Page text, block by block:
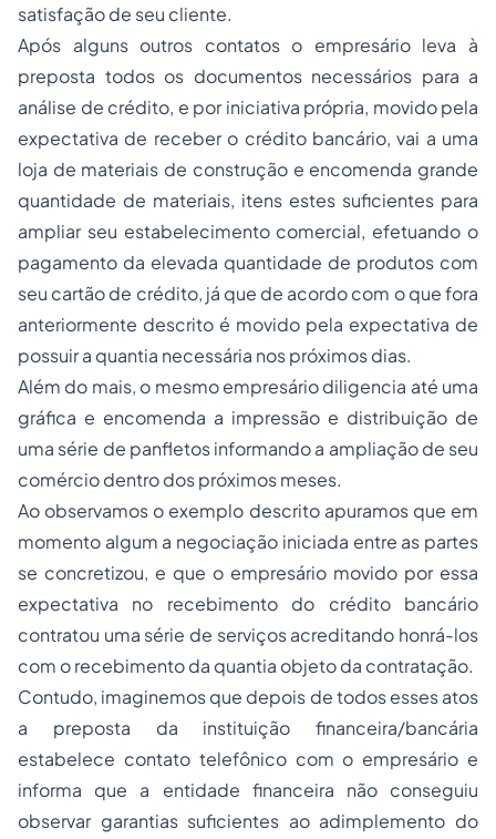
satisfação de seu cliente.
Após alguns outros contatos o empresário leva à
preposta todos os documentos necessários para a
análise de crédito, e por iniciativa própria, movido pela
expectativa de receber o crédito bancário, vai a uma
loja de materiais de construção e encomenda grande
quantidade de materiais, itens estes suficientes para
ampliar seu estabelecimento comercial, efetuando o
pagamento da elevada quantidade de produtos com
seu cartão de crédito, já que de acordo com o que fora
anteriormente descrito é movido pela expectativa de
possuir a quantia necessária nos próximos dias.
Além do mais, o mesmo empresário diligencia até uma
gráfica e encomenda a impressão e distribuição de
uma série de panfletos informando a ampliação de seu
comércio dentro dos próximos meses.
Ao observamos o exemplo descrito apuramos que em
momento algum a negociação iniciada entre as partes
se concretizou, e que o empresário movido por essa
expectativa no recebimento do crédito bancário
contratou uma série de serviços acreditando honrá-los
com o recebimento da quantia objeto da contratação.
Contudo, imaginemos que depois de todos esses atos
a preposta da instituição financeira/bancária
estabelece contato telefônico com o empresário e
informa que a entidade financeira não conseguiu
observar garantias suficientes ao adimplemento do